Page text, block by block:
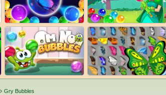
Gry Bubbles